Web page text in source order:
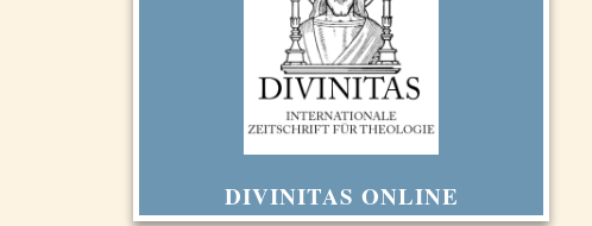
DIVINITAS ONLINE